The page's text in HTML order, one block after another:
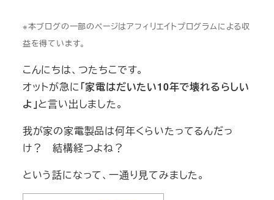
※本ブログの一部のページはアフィリエイトプログラムによる収
益を得ています。
こんにちは、つたちこです。
オットが急に 「家電はだいたい10年で壊れるらしい
よ」と言い出しました。
我が家の家電製品は何年くらいたってるんだっ
け？ 結構経つよね？
という話になって、一通り見てみました。